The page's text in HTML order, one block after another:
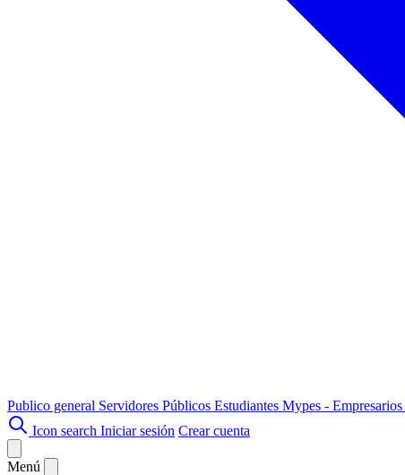
Publico general Servidores Públicos Estudiantes Mypes - Empresarios
Icon search Iniciar sesión Crear cuenta
Menú